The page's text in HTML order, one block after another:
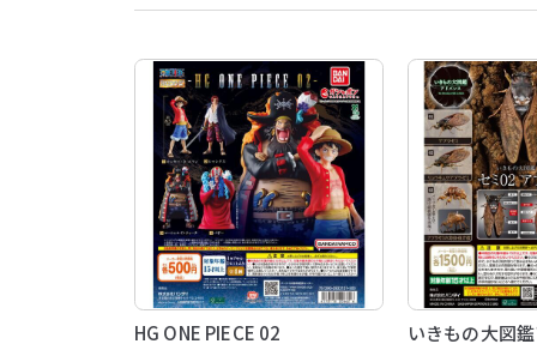
HG ONE PIECE 02
いきもの大図